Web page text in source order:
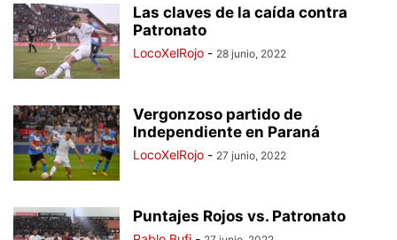
Las claves de la caída contra
Patronato
LocoXelRojo - 28 junio, 2022
Vergonzoso partido de
Independiente en Paraná
LocoXelRojo - 27 junio, 2022
Puntajes Rojos vs. Patronato